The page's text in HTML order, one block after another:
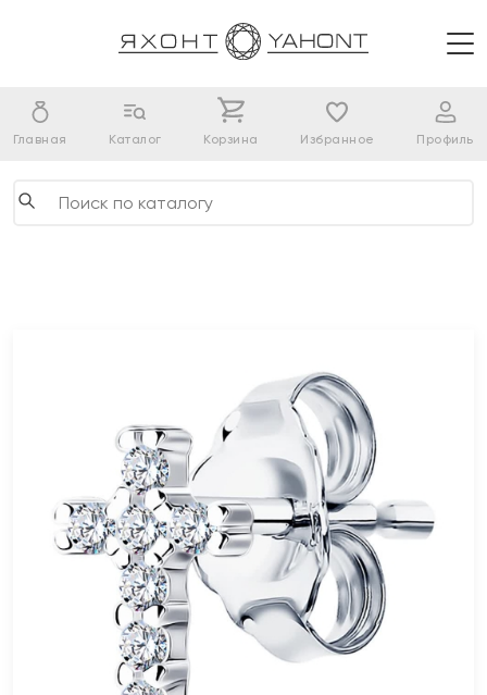
Главная Каталог Корзина Избранное Профиль